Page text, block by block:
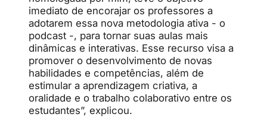
imediato de encorajar os professores a
adotarem essa nova metodologia ativa - o
podcast -, para tornar suas aulas mais
dinâmicas e interativas. Esse recurso visa a
promover o desenvolvimento de novas
habilidades e competências, além de
estimular a aprendizagem criativa, a
oralidade e o trabalho colaborativo entre os
estudantes”, explicou.